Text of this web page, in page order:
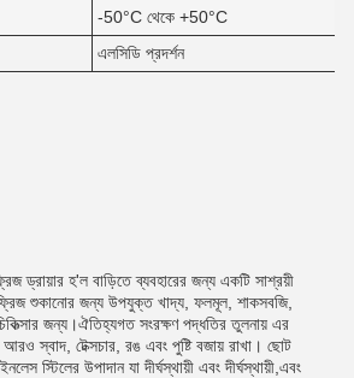
-50°C থেকে +50°C
এলসিডি প্রদর্শন
ড্রায়ার হ'ল বাড়িতে ব্যবহারের জন্য একটি সাশ্রয়ী
শুকানোর জন্য উপযুক্ত খাদ্য, ফলমূল, শাকসবজি,
জন্য।ঐতিহ্যগত সংরক্ষণ পদ্ধতির তুলনায় এর
স্বাদ, টেক্সচার, রঙ এবং পুষ্টি বজায় রাখা। ছোট
স্টিলের উপাদান যা দীর্ঘস্থায়ী এবং দীর্ঘস্থায়ী,এবং